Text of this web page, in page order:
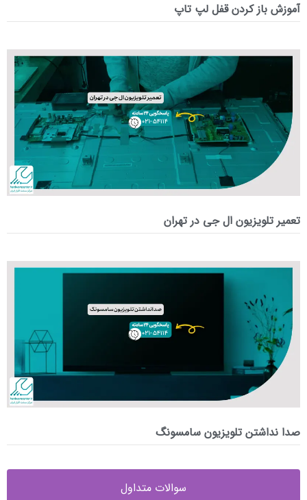
آموزش باز کردن قفل لپ تاپ
تعمیر تلویزیون ال جی در تهران
صدا نداشتن تلویزیون سامسونگ
سوالات متداول